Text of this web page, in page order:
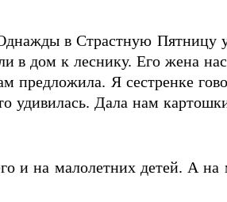
в Страстную Пятницу
в дом к леснику. Его жена
предложила. Я сестренке
удивилась. Дала нам
и на малолетних детей. А